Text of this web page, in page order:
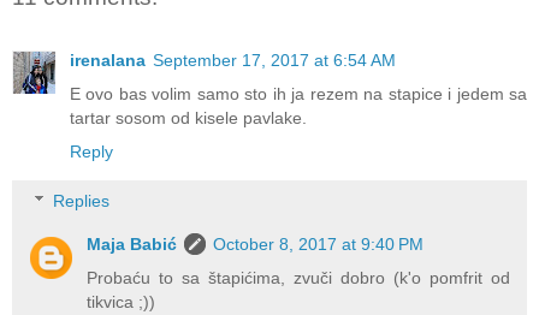
irenalana September 17, 2017 at 6:54 AM
E ovo bas volim samo sto ih ja rezem na stapice i jedem sa
tartar sosom od kisele pavlake.
Reply
Replies
Maja Babić
October 8, 2017 at 9:40 PM
Probaću to sa štapićima, zvuči dobro (k'o pomfrit od
tikvica ;))